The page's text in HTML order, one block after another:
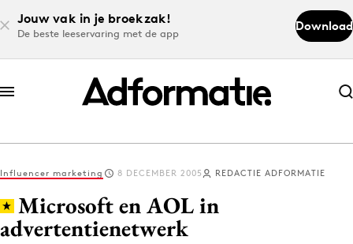
Jouw vak in je broekzak!
De beste leeservaring met de app
Download
Abonneer nu
Abonneer nu
Log in
Influencer marketing 8 DECEMBER 2005 REDACTIE ADFORMATIE
Microsoft en AOL in
advertentienetwerk